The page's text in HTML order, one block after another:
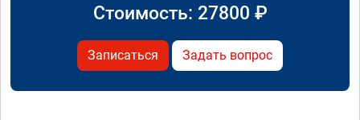
Стоимость: 27800 ₽
Записаться Задать вопрос